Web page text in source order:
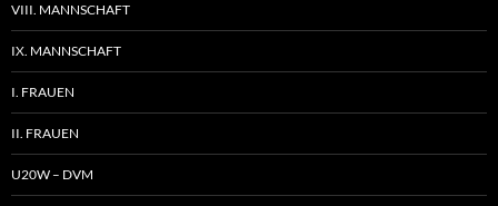
VIII. MANNSCHAFT
IX. MANNSCHAFT
I. FRAUEN
II. FRAUEN
U20W – DVM